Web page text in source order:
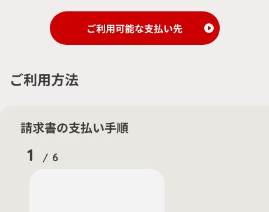
ご利用可能な支払い先
ご利用方法
請求書の支払い手順
1 / 6